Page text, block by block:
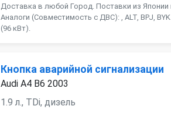
Доставка в любой Город. Поставки из Японии
Аналоги (Совместимость с ДВС): , ALT, BPJ,
(96 кВт).
Кнопка аварийной сигнализации
Audi A4 B6 2003
1.9 л., TDi, дизель